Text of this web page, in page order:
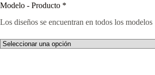
Modelo - Producto *
Los diseños se encuentran en todos los modelos